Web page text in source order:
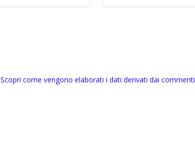
Scopri come vengono elaborati i dati derivati dai commenti